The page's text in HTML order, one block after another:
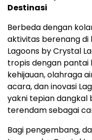
Destinasi
Berbeda dengan
aktivitas berenang di
Lagoons by Crystal
tropis dengan pantai
kehijauan, olahraga
acara, dan inovasi
yakni tepian dangkal
terendam sebagai
Bagi pengembang,